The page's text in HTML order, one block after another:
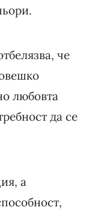
че
любовта
да се
а